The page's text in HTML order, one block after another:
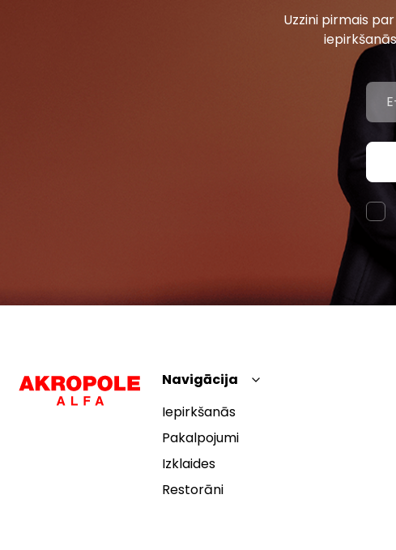
Uzzini pirmais
iepirkšanās
Navigācija
Iepirkšanās
Pakalpojumi
Izklaides
Restorāni